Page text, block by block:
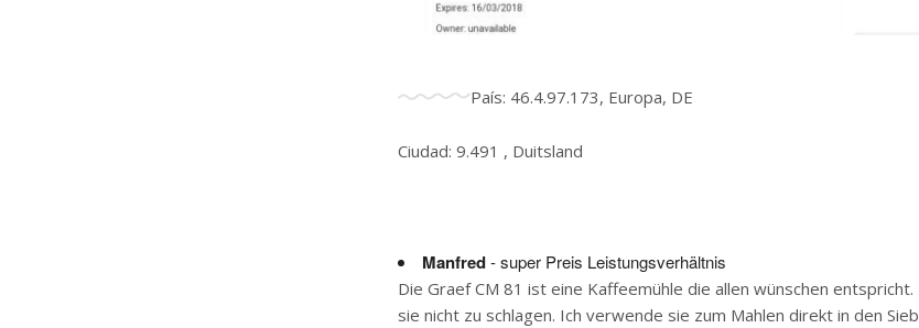
País: 46.4.97.173, Europa, DE
Ciudad: 9.491 , Duitsland
Manfred- super Preis Leistungsverhältnis
Die Graef CM 81 ist eine Kaffeemühle die allen wünschen
sie nicht zu schlagen. Ich verwende sie zum Mahlen direkt in den